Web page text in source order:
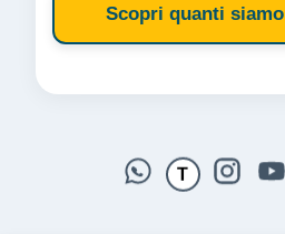
Scopri quanti
T